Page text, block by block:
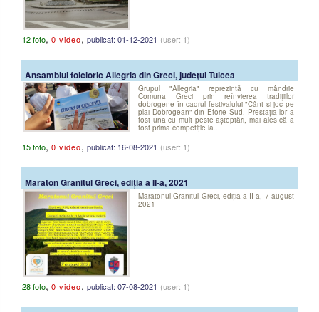
12 foto, 0 video, publicat: 01-12-2021 (user: 1)
Ansamblul folcloric Allegria din Greci, judeţul Tulcea
Grupul "Allegria" reprezintă cu mândrie
Comuna Greci prin reînvierea tradițiilor
dobrogene în cadrul festivalului "Cânt și joc pe
plai Dobrogean" din Eforie Sud. Prestația lor a
fost una cu mult peste așteptări, mai ales că a
fost prima competiție la...
15 foto, 0 video, publicat: 16-08-2021 (user: 1)
Maraton Granitul Greci, ediția a II-a, 2021
Maratonul Granitul Greci, ediția a II-a, 7 august
2021
28 foto, 0 video, publicat: 07-08-2021 (user: 1)